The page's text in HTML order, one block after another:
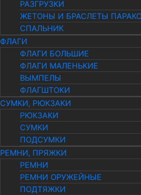
РАЗГРУЗКИ
ЖЕТОНЫ И БРАСЛЕТЫ
СПАЛЬНИК
ФЛАГИ
ФЛАГИ БОЛЬШИЕ
ФЛАГИ МАЛЕНЬКИЕ
ВЫМПЕЛЫ
ФЛАГШТОКИ
СУМКИ, РЮКЗАКИ
РЮКЗАКИ
СУМКИ
ПОДСУМКИ
РЕМНИ, ПРЯЖКИ
РЕМНИ
РЕМНИ ОРУЖЕЙНЫЕ
ПОДТЯЖКИ